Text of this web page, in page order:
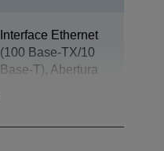
Interface Ethernet
(100 Base-TX/10
Base-T), Abertura